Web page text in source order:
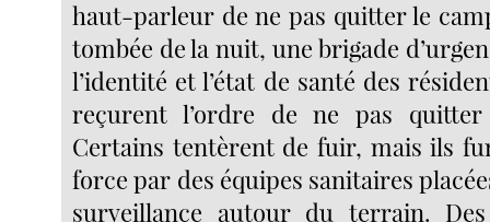
haut-parleur de ne pas quitter le
tombée de la nuit, une brigade
l’identité et l’état de santé des
reçurent l’ordre de ne pas quitter
Certains tentèrent de fuir, mais ils
force par des équipes sanitaires
surveillance autour du terrain.